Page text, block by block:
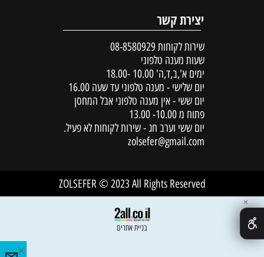
יצירת קשר
שירות לקוחות 08-8580929
שעות מענה טלפוני
ימים א',ב,ד,ה' 10.00 -18.00
יום שלישי - מענה טלפוני עד שעה 16.00
יום ששי - אין מענה טלפוני אבל המחסן
פתוח מ 10.00- 13.00
יום ששי וערב חג - שירות לקוחות לא פעיל.
zolsefer@gmail.com
ZOLSEFER © 2023 All Rights Reserved
בניית אתרים
✕